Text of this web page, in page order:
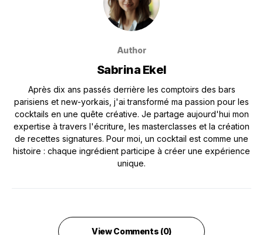
Author
Sabrina Ekel
Après dix ans passés derrière les comptoirs des bars
parisiens et new-yorkais, j'ai transformé ma passion pour les
cocktails en une quête créative. Je partage aujourd'hui mon
expertise à travers l'écriture, les masterclasses et la création
de recettes signatures. Pour moi, un cocktail est comme une
histoire : chaque ingrédient participe à créer une expérience
unique.
View Comments (0)